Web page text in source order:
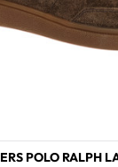
POLO RALPH